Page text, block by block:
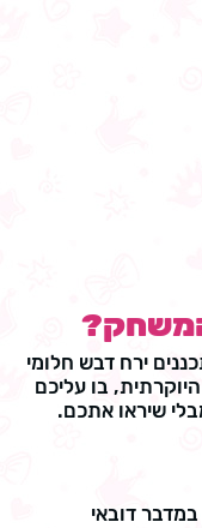
ירח דבש חלומי
בו עליכם
שיראו אתכם.
דובאי